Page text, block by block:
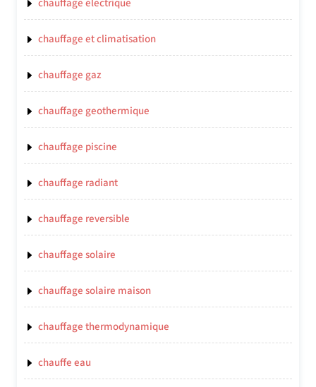
chauffage electrique
chauffage et climatisation
chauffage gaz
chauffage geothermique
chauffage piscine
chauffage radiant
chauffage reversible
chauffage solaire
chauffage solaire maison
chauffage thermodynamique
chauffe eau